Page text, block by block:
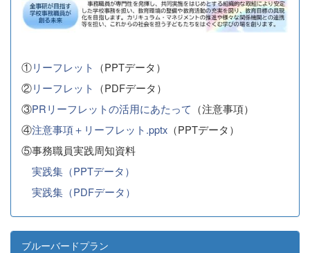
①リーフレット （PPTデータ）
②リーフレット （PDFデータ）
③PRリーフレットの活用にあたって （注意事項）
④注意事項＋リーフレット.pptx （PPTデータ）
⑤事務職員実践周知資料
実践集（PPTデータ）
実践集（PDFデータ）
ブルーバードプラン